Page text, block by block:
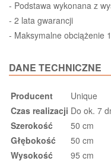
- Podstawa wykonana z
- 2 lata gwarancji
- Maksymalne obciążenie
DANE TECHNICZNE
Producent
Unique
Czas realizacji Do ok. 7
Szerokość
50 cm
Głębokość
50 cm
Wysokość
95 cm